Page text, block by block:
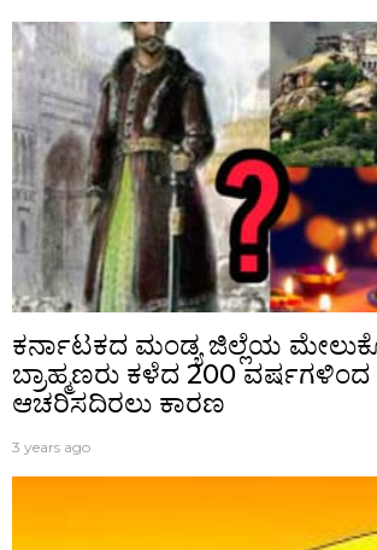
ಕರ್ನಾಟಕದ ಮಂಡ್ಯ ಜಿಲ್ಲೆಯ
ಬ್ರಾಹ್ಮಣರು ಕಳೆದ 200
ಆಚರಿಸದಿರಲು ಕಾರಣ
3 years ago